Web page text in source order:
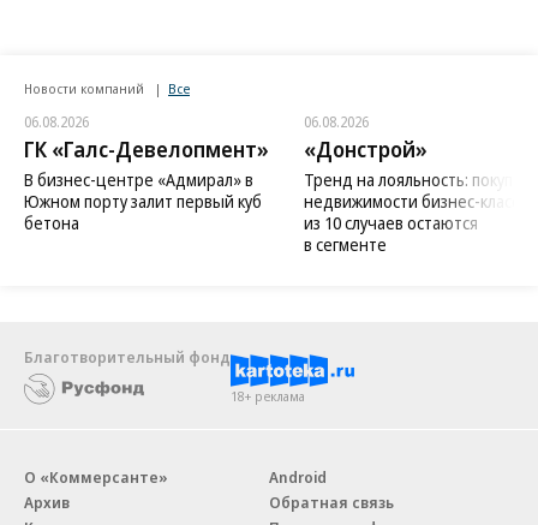
Новости компаний Все
06.08.2026
ГК «Галс-Девелопмент»
В бизнес-центре «Адмирал» в
Южном порту залит первый куб
бетона
06.08.2026
«Донстрой»
Тренд на лояльность:
недвижимости бизнес-класса
из 10 случаев остаются
в сегменте
Благотворительный фонд
18+ реклама
О «Коммерсанте»
Архив
Android
Обратная связь